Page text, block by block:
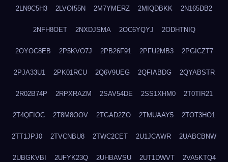
2LN9C5H3 2LVOI55N 2M7YMERZ 2MIQDBKK 2N165DB2
2NFH8OET 2NXDJSMA 2OC6YQYJ 2ODHTNIQ
2OYOC8EB 2P5KVO7J 2PB26F91 2PFU2MB3 2PGICZT7
2PJA33U1 2PK01RCU 2Q6V9UEG 2QFIABDG 2QYABSTR
2R02B74P 2RPXRAZM 2SAV54DE 2SS1XHM0 2T0TIR21
2T4QFIOC 2T8M8OOV 2TGAD2ZO 2TMUAAY5 2TOT3HO1
2TT1JPJ0 2TVCNBU8 2TWC2CET 2U1JCAWR 2UABCBNW
2UBGKVBI 2UFYK23Q 2UHBAVSU 2UT1DWVT 2VA5KTQ4